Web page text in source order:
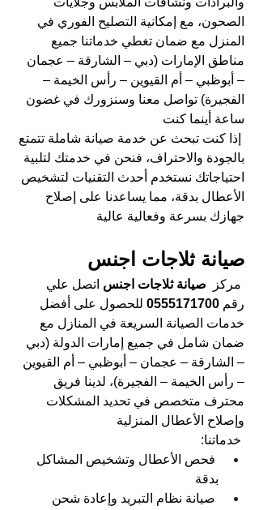
الصحون، مع إمكانية التصليح الفوري في
المنزل مع ضمان تغطي خدماتنا جميع
مناطق الإمارات (دبي – الشارقة – عجمان
– أبوظبي – أم القيوين – رأس الخيمة –
الفجيرة) تواصل معنا وسنزورك في غضون
ساعة أينما كنت
إذا كنت تبحث عن خدمة صيانة شاملة تتمتع
بالجودة والاحتراف، فنحن في خدمتك لتلبية
احتياجاتك نستخدم أحدث التقنيات لتشخيص
الأعطال بدقة، مما يساعدنا على إصلاح
جهازك بسرعة وفعالية عالية
صيانة ثلاجات اجنس
مركز صيانة ثلاجات اجنس اتصل علي
رقم 0555171700 للحصول على أفضل
خدمات الصيانة السريعة في المنازل مع
ضمان شامل في جميع إمارات الدولة (دبي
– الشارقة – عجمان – أبوظبي – أم القيوين
– رأس الخيمة – الفجيرة)، لدينا فريق
محترف متخصص في تحديد المشكلات
وإصلاح الأعطال المنزلية
خدماتنا:
فحص الأعطال وتشخيص المشاكل
بدقة
صيانة نظام التبريد وإعادة شحن